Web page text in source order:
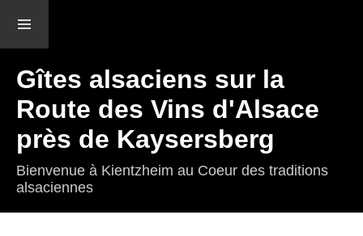
widgets
Gîtes alsaciens sur la
Route des Vins d'Alsace
près de Kaysersberg
Bienvenue à Kientzheim au Coeur des traditions
alsaciennes